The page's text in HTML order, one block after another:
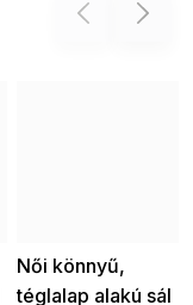
Previous
Női könnyű,
téglalap alakú sál
Next